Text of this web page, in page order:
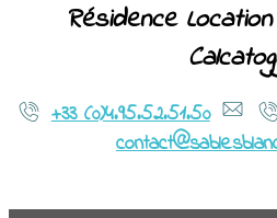
Résidence
+33 (0)4.95.52.51.50